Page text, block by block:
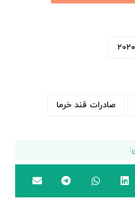
صادرات قند خرما